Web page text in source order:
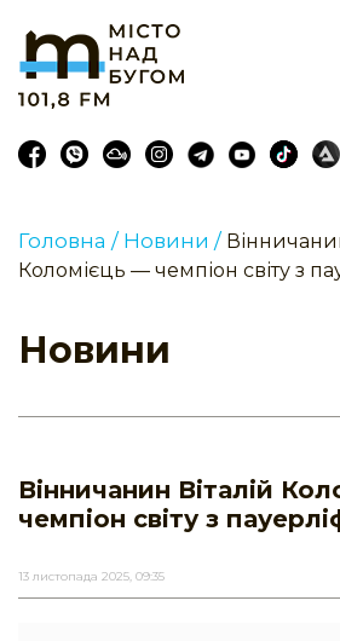
Головна / Новини /
Коломієць — чемпіон світу з
Новини
Вінничанин Віталій
чемпіон світу з
13 листопада 2025, 09:35